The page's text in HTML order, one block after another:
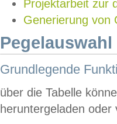
Projektarbeit zur
Generierung von
Grundlegende
über die Tabelle
heruntergeladen oder